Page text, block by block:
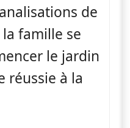
de
famille se
le jardin
réussie à la